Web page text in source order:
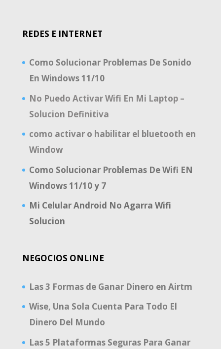
REDES E INTERNET
Como Solucionar Problemas De Sonido
En Windows 11/10
No Puedo Activar Wifi En Mi Laptop –
Solucion Definitiva
como activar o habilitar el bluetooth en
Window
Como Solucionar Problemas De Wifi EN
Windows 11/10 y 7
Mi Celular Android No Agarra Wifi
Solucion
NEGOCIOS ONLINE
Las 3 Formas de Ganar Dinero en Airtm
Wise, Una Sola Cuenta Para Todo El
Dinero Del Mundo
Las 5 Plataformas Seguras Para Ganar